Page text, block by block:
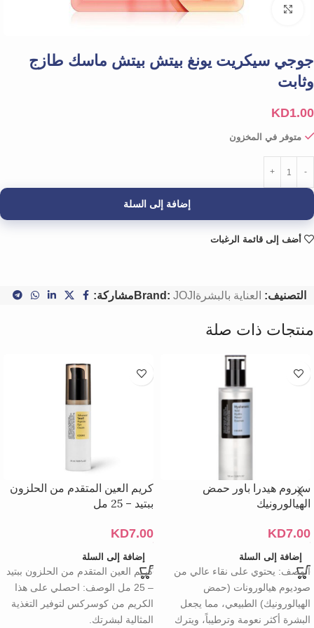
Click to enlarge
جوجي سيكريت يونغ بيتش بيتش ماسك طازج
وثابت
KD1.00
متوفر في المخزون
إضافة إلى السلة
أضف إلى قائمة الرغبات
التصنيف: العناية بالبشرة Brand: JOJI مشاركة:
منتجات ذات صلة
سيروم هيدرا باور حمض
الهيالورونيك
KD7.00
إضافة إلى السلة
الوصف: يحتوي على نقاء عالي من
صوديوم هيالورونات (حمض
الهيالورونيك) الطبيعي، مما يجعل
البشرة أكثر نعومة وترطيباً، ويترك
كريم العين المتقدم من الحلزون
ببتيد – 25 مل
KD7.00
إضافة إلى السلة
كريم العين المتقدم من الحلزون ببتيد
– 25 مل الوصف: احصلي على هذا
الكريم من كوسركس لتوفير التغذية
المثالية لبشرتك.